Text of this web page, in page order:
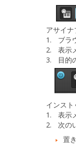
アサイ
1.
ブラ
2.
表示
3.
目的
インス
1.
表示
2.
次の
置